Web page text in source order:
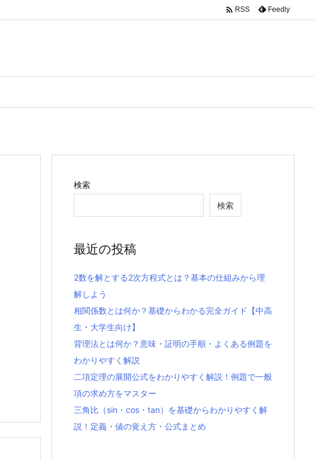
 RSS Feedly
検索
検索
最近の投稿
2数を解とする2次方程式とは？基本の仕組みから理
解しよう
相関係数とは何か？基礎からわかる完全ガイド【中高
生・大学生向け】
背理法とは何か？意味・証明の手順・よくある例題を
わかりやすく解説
二項定理の展開公式をわかりやすく解説！例題で一般
項の求め方をマスター
三角比（sin・cos・tan）を基礎からわかりやすく解
説！定義・値の覚え方・公式まとめ